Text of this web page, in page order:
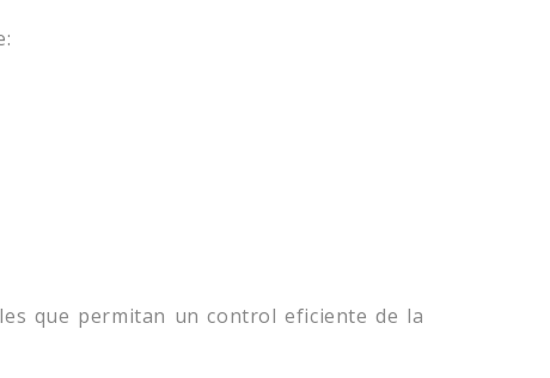
que permitan un control eficiente de la